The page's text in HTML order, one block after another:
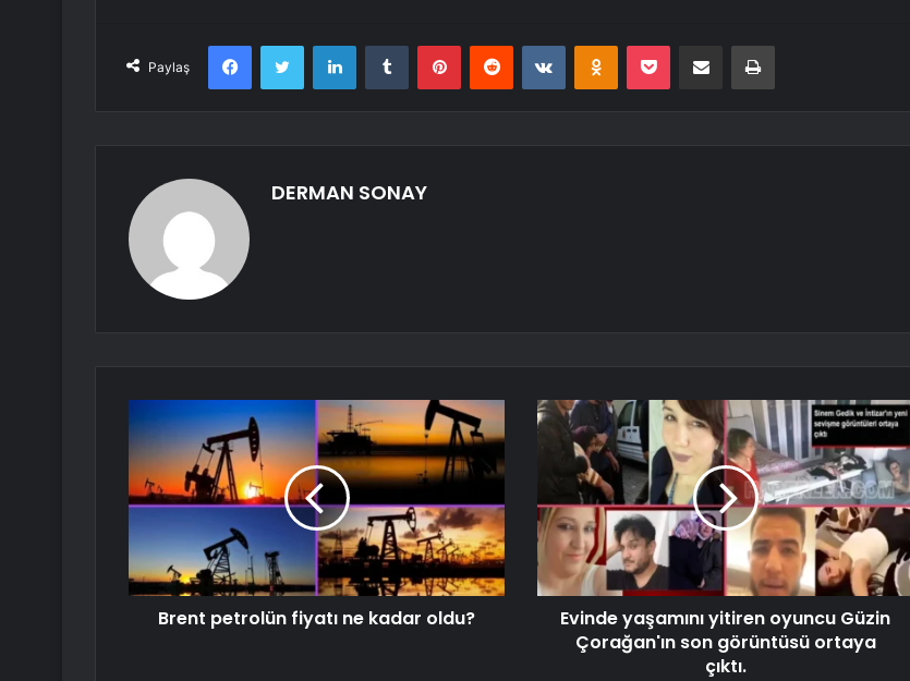
Paylaş
FacebookTwitter LinkedInTumblr PinterestReddit VKontakteOdnoklassniki
Pocket E-Posta ile paylaş Yazdır
DERMAN SONAY
Brent petrolün fiyatı ne kadar oldu?
Evinde yaşamını yitiren oyuncu Güzin
Çorağan'ın son görüntüsü ortaya
çıktı.